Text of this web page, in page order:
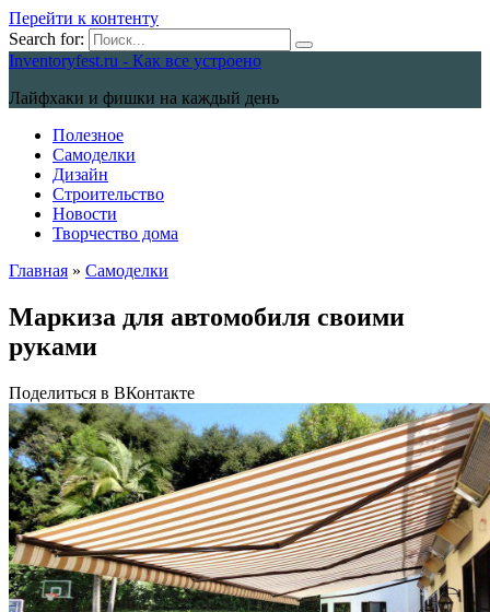
Перейти к контенту
Search for:
Inventoryfest.ru - Как все устроено
Лайфхаки и фишки на каждый день
Полезное
Самоделки
Дизайн
Строительство
Новости
Творчество дома
Главная » Самоделки
Маркиза для автомобиля своими
руками
Поделиться в ВКонтакте